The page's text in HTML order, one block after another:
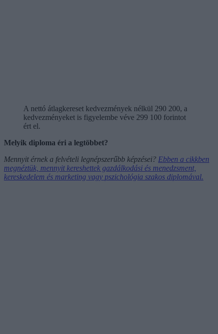
A nettó átlagkereset kedvezmények nélkül 290 200, a
kedvezményeket is figyelembe véve 299 100 forintot
ért el.
Melyik diploma éri a legtöbbet?
Mennyit érnek a felvételi legnépszerűbb képzései? Ebben a cikkben
megnéztük, mennyit kereshettek gazdálkodási és menedzsment,
kereskedelem és marketing vagy pszichológia szakos diplomával.